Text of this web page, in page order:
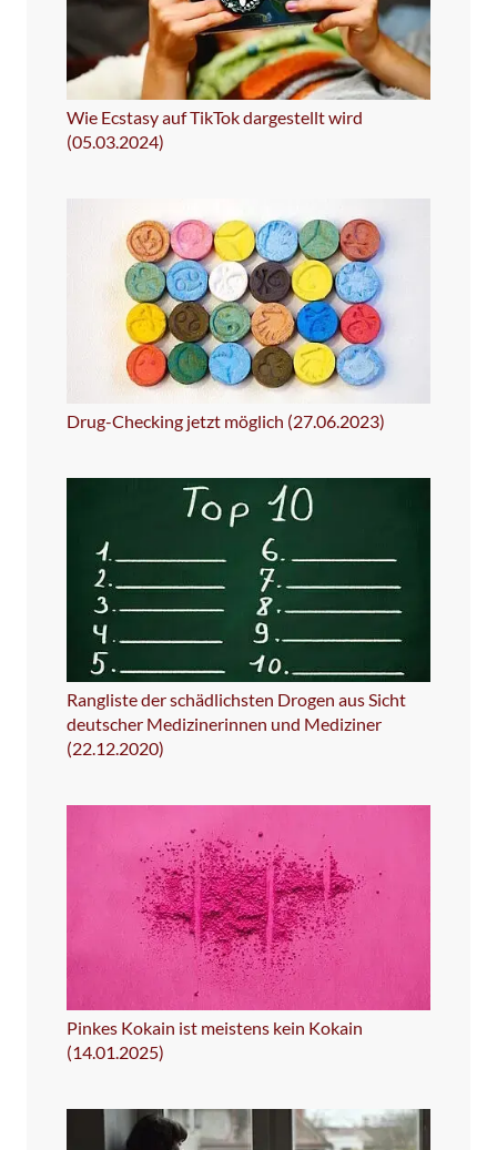
Wie Ecstasy auf TikTok dargestellt wird
(05.03.2024)
Drug-Checking jetzt möglich (27.06.2023)
Rangliste der schädlichsten Drogen aus Sicht
deutscher Medizinerinnen und Mediziner
(22.12.2020)
Pinkes Kokain ist meistens kein Kokain
(14.01.2025)